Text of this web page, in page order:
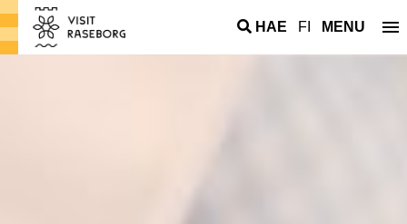
HAE FI MENU